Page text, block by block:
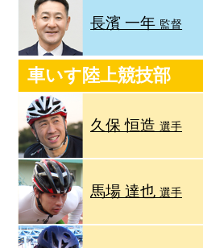
長濱 一年 監督
車いす陸上競技部
久保 恒造選手
馬場 達也 選手